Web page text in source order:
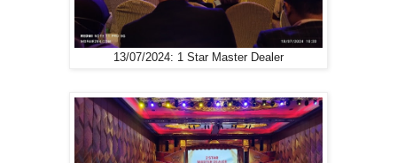
13/07/2024: 1 Star Master Dealer